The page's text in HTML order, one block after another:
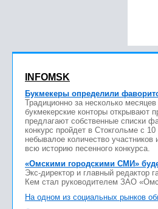
INFOMSK
Букмекеры определили
Традиционно за несколько
букмекерские конторы открывают
предлагают собственные списки
конкурс пройдет в Стокгольме с
небывалое количество участников
всю историю песенного конкурса.
«Омскими городскими СМИ»
Экс-директор и главный редактор
Кем стал руководителем ЗАО
На одном из социальных рынков